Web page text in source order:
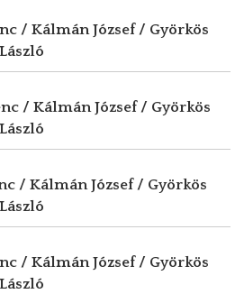
/ Kálmán József / Györkös
/ Kálmán József / Györkös
/ Kálmán József / Györkös
/ Kálmán József / Györkös